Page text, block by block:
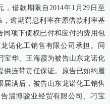
借款期限自2014年1月29日至
，逾期罚息利率在原借款利率基
同项下债权已付和应付的费用包
诺化工销售有限公司承担。同
宝华、王海霞为被告山东龙诺化
供连带责任保证。原告已如约履
届满后，被告山东龙诺化工销售
淄博骏业经贸有限公司、刁宝